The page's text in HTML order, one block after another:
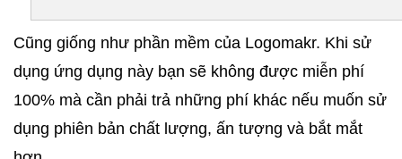
Cũng giống như phần mềm của Logomakr. Khi sử
dụng ứng dụng này bạn sẽ không được miễn phí
100% mà cần phải trả những phí khác nếu muốn sử
dụng phiên bản chất lượng, ấn tượng và bắt mắt